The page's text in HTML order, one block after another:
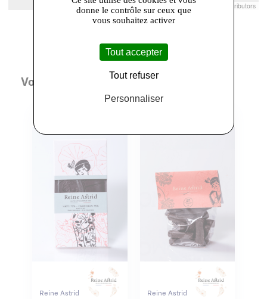
Leaflet |© Openstreetmap France | ©OpenStreetMap contributors
Vous aimerez aussi
Reine Astrid Reine Astrid
donne le contrôle sur ceux que
vous souhaitez activer
Tout accepter
Tout refuser
Personnaliser